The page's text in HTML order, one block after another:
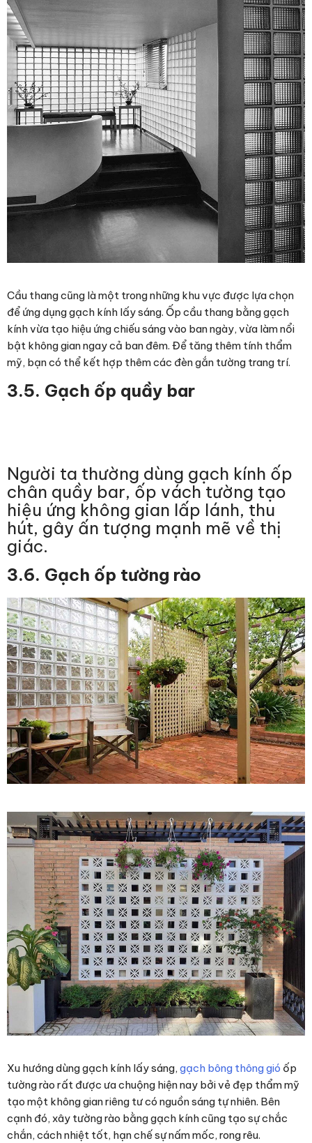
Cầu thang cũng là một trong những khu vực được lựa chọn
để ứng dụng gạch kính lấy sáng. Ốp cầu thang bằng gạch
kính vừa tạo hiệu ứng chiếu sáng vào ban ngày, vừa làm nổi
bật không gian ngay cả ban đêm. Để tăng thêm tính thẩm
mỹ, bạn có thể kết hợp thêm các đèn gắn tường trang trí.
3.5. Gạch ốp quầy bar
Người ta thường dùng gạch kính ốp
chân quầy bar, ốp vách tường tạo
hiệu ứng không gian lấp lánh, thu
hút, gây ấn tượng mạnh mẽ về thị
giác.
3.6. Gạch ốp tường rào
Xu hướng dùnggạch kính lấy sáng, gạch bông thông gió ốp
tường rào rất được ưa chuộng hiện nay bởi vẻ đẹp thẩm mỹ
tạo một không gian riêng tư có nguồn sáng tự nhiên. Bên
cạnh đó, xây tường rào bằng gạch kính cũng tạo sự chắc
chắn, cách nhiệt tốt, hạn chế sự nấm mốc, rong rêu.